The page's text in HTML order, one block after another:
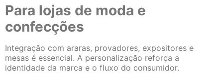
Para lojas de moda e
confecções
Integração com araras, provadores, expositores e
mesas é essencial. A personalização reforça a
identidade da marca e o fluxo do consumidor.